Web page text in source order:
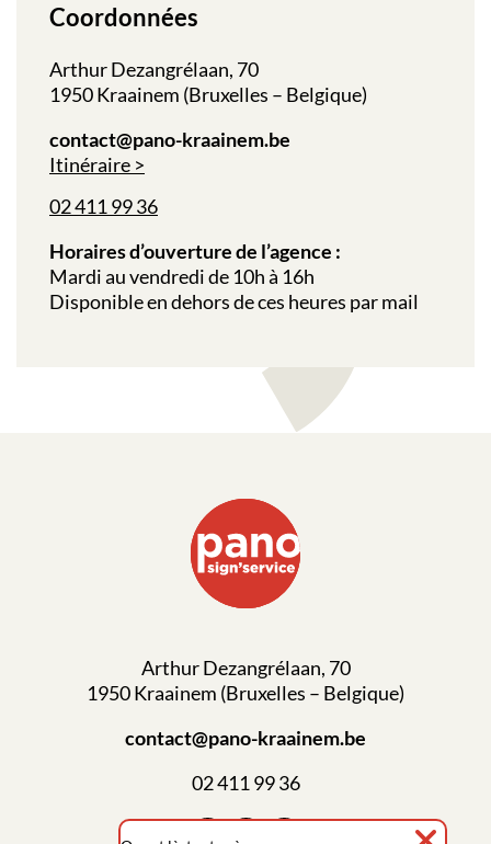
Coordonnées
Arthur Dezangrélaan, 70
1950 Kraainem (Bruxelles – Belgique)
contact@pano-kraainem.be
Itinéraire
02 411 99 36
Horaires d’ouverture de l’agence :
Mardi au vendredi de 10h à 16h
Disponible en dehors de ces heures par mail
Arthur Dezangrélaan, 70
1950 Kraainem (Bruxelles – Belgique)
contact@pano-kraainem.be
02 411 99 36